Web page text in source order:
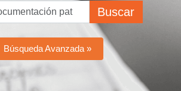
Buscar
Búsqueda Avanzada »